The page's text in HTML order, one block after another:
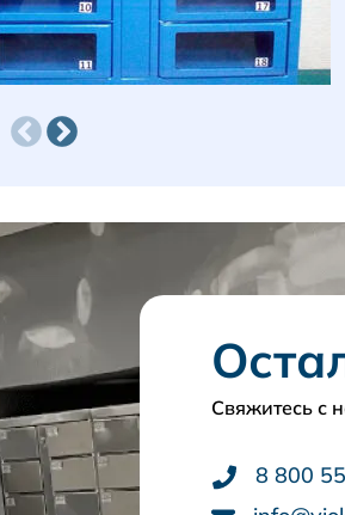
Свяжитесь с
8 800